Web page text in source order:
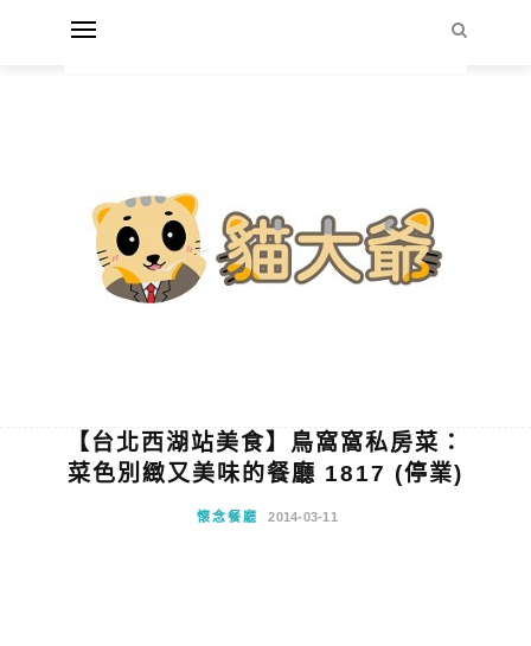
【台北西湖站美食】鳥窩窩私房菜：
菜色別緻又美味的餐廳 1817 (停業)
懷念餐廳 2014-03-11